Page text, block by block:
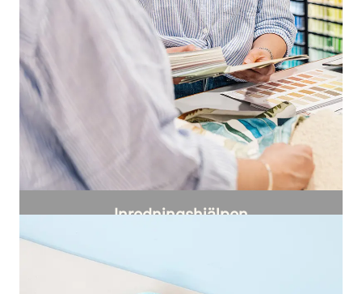
Inredningshjälpen
Personlig hjälp att hitta rätt kulörer för ditt